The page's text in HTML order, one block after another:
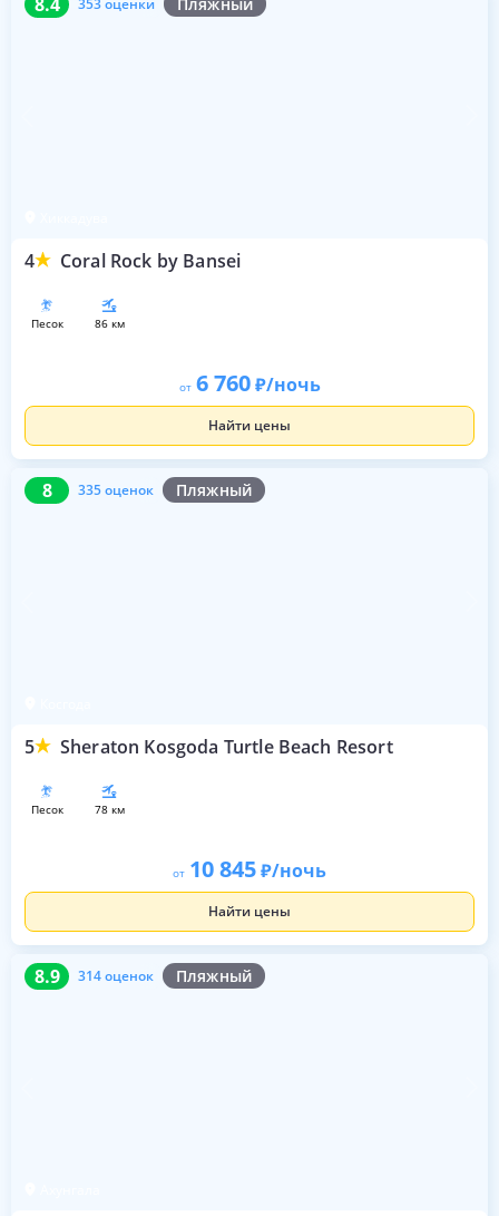
353 оценки Пляжный
4 Coral Rock by Bansei
песок 86 км
от 6 760 /ночь
Найти цены
8 335 оценок Пляжный
5 Sheraton Kosgoda Turtle Beach Resort
8 335 оценок
песок 78 км
от 10 845 /ночь
Найти цены
8.9 314 оценок Пляжный
8.9 314 оценок